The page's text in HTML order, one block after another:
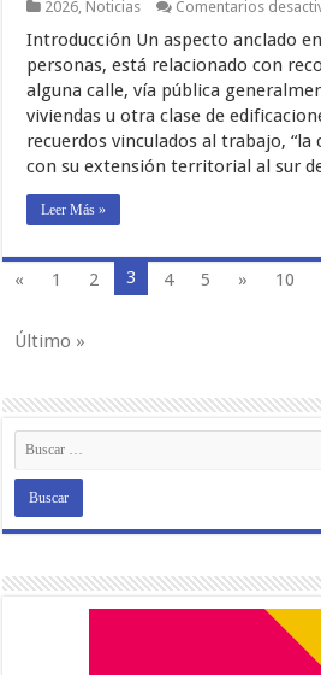
2026 Noticias Comentarios
Introducción Un aspecto anclado
personas, está relacionado con
alguna calle, vía pública
viviendas u otra clase de
recuerdos vinculados al trabajo, “la
con su extensión territorial al sur
Leer Más »
« 1 2 3 4 5 » 10
Último »